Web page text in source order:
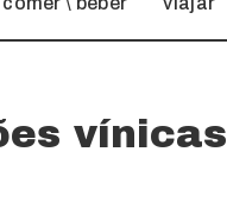
vínicas